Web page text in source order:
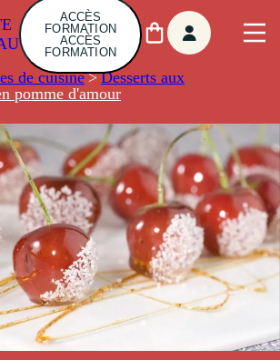
ACCÈS
FORMATION
ACCÈS
FORMATION
de cuisine> Desserts aux
pomme d'amour